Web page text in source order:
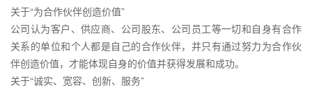
关于“为合作伙伴创造价值”
公司认为客户、供应商、公司股东、公司员工等一切和自身有合作
关系的单位和个人都是自己的合作伙伴，并只有通过努力为合作伙
伴创造价值，才能体现自身的价值并获得发展和成功。
关于“诚实、宽容、创新、服务”